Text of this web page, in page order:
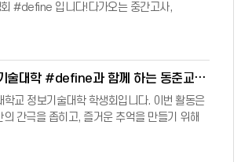
회 #define 입니다!다가오는 중간고사,
🎨 인천대 정보기술대학 #define과 함께 하는 동춘교 벽화봉사 🎨
학교 정보기술대학 학생회입니다. 이번 활동은
간극을 좁히고, 즐거운 추억을 만들기 위해